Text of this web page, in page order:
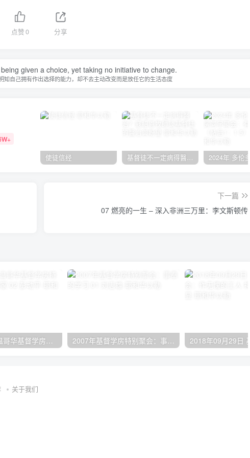
点赞0 分享
given a choice, yet taking no initiative to change.
知自己拥有作出选择的能力，却不去主动改变而是放任它的生活态度
使徒信经
下一篇
07 燃亮的一生 – 深入非洲三万里：李文斯顿传
关于我们